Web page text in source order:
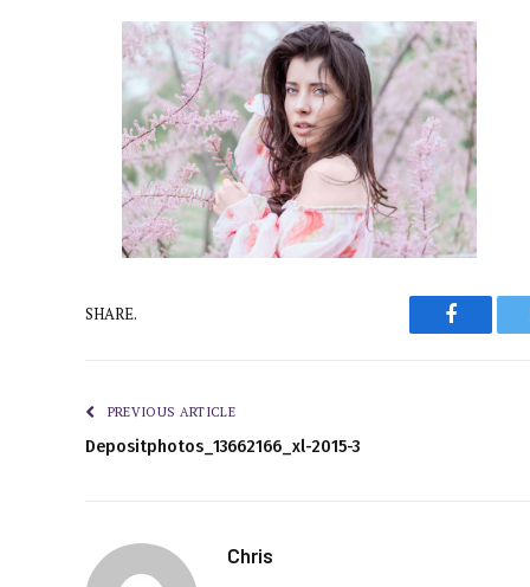
SHARE.
PREVIOUS ARTICLE
Depositphotos_13662166_xl-2015-3
Chris